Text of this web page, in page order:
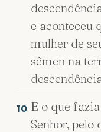
e aconteceu
mulher de
sêmen na
10 E o que
Senhor, pelo